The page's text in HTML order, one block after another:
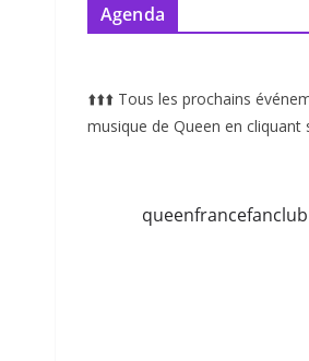
Agenda
⬆️⬆️⬆️ Tous les prochains
musique de Queen en cliquant
queenfrancefanclub